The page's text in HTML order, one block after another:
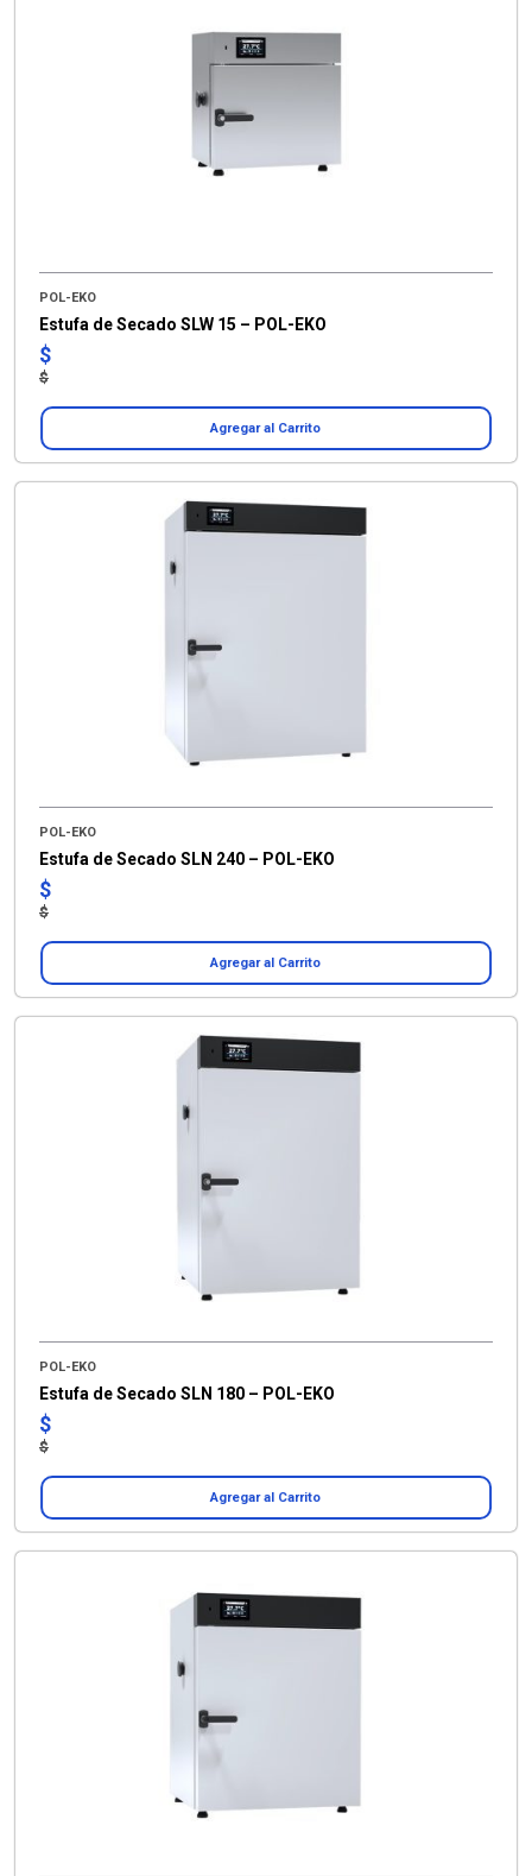
POL-EKO
Estufa de Secado SLW 15 – POL-EKO
$
$
Agregar al Carrito
POL-EKO
Estufa de Secado SLN 240 – POL-EKO
$
$
Agregar al Carrito
POL-EKO
Estufa de Secado SLN 180 – POL-EKO
$
$
Agregar al Carrito